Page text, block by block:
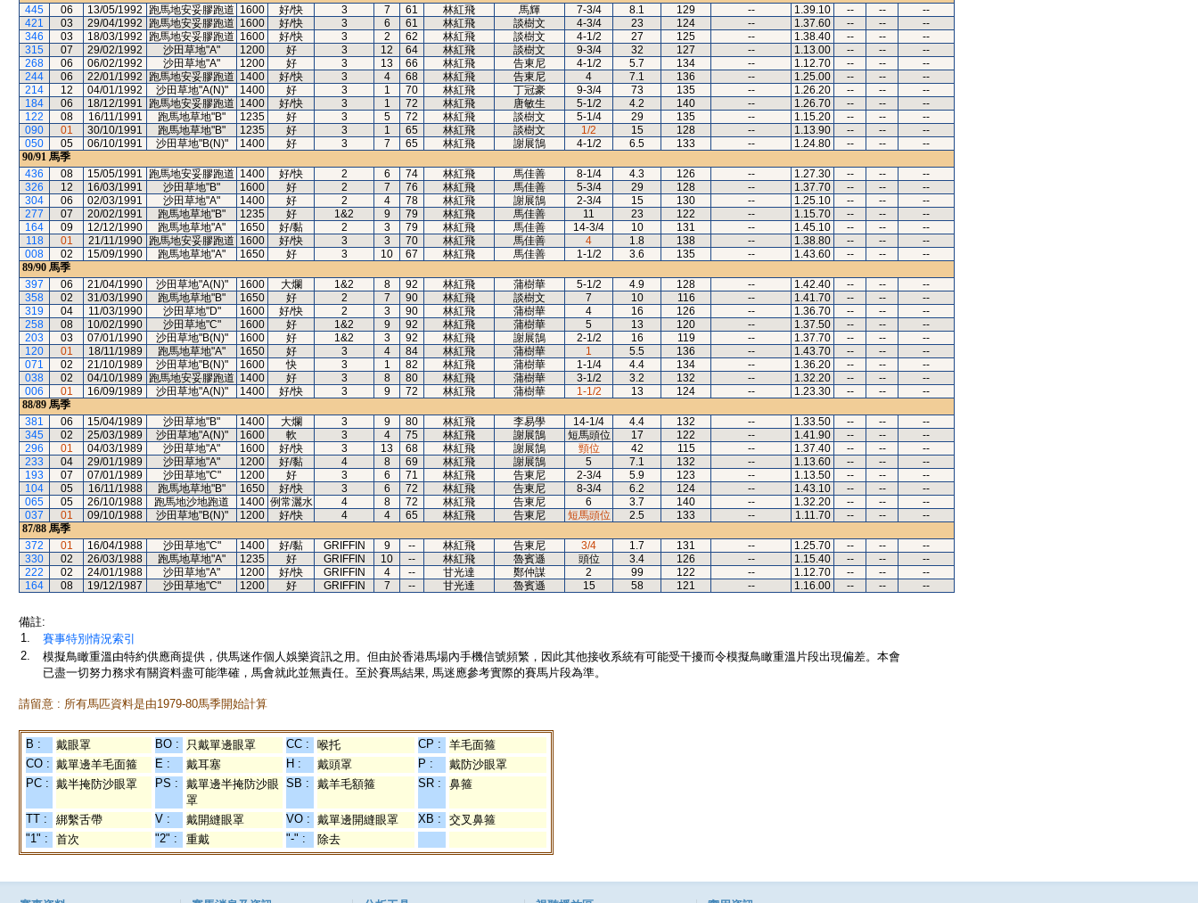
445
06 13/05/1992 跑馬地安妥膠跑道 1600 好/快 3 7 61 林紅飛 馬輝 7-3/4 8.1 129 -- 1.39.10 -- --
--
421
03 29/04/1992 跑馬地安妥膠跑道 1600 好/快 3 6 61 林紅飛 談樹文 4-3/4 23 124 -- 1.37.60 -- --
--
346
03 18/03/1992 跑馬地安妥膠跑道 1600 好/快 3 2 62 林紅飛 談樹文 4-1/2 27 125 -- 1.38.40 -- --
--
315
07 29/02/1992 沙田草地"A" 1200 好 3 12 64 林紅飛 談樹文 9-3/4 32 127 -- 1.13.00 -- --
--
268
06 06/02/1992 沙田草地"A" 1200 好 3 13 66 林紅飛 告東尼 4-1/2 5.7 134 -- 1.12.70 -- --
--
244
06 22/01/1992 跑馬地安妥膠跑道 1400 好/快 3 4 68 林紅飛 告東尼 4 7.1 136 -- 1.25.00 -- --
--
214
12 04/01/1992 沙田草地"A(N)" 1400 好 3 1 70 林紅飛 丁冠豪 9-3/4 73 135 -- 1.26.20 -- --
--
184
06 18/12/1991 跑馬地安妥膠跑道 1400 好/快 3 1 72 林紅飛 唐敏生 5-1/2 4.2 140 -- 1.26.70 -- --
--
122
08 16/11/1991 跑馬地草地"B" 1235 好 3 5 72 林紅飛 談樹文 5-1/4 29 135 -- 1.15.20 -- --
--
090
01 30/10/1991 跑馬地草地"B" 1235 好 3 1 65 林紅飛 談樹文 1/2 15 128 -- 1.13.90 -- --
--
050
05 06/10/1991 沙田草地"B(N)" 1400 好 3 7 65 林紅飛 謝展鵠 4-1/2 6.5 133 -- 1.24.80 -- --
--
90/91 馬季
436
08 15/05/1991 跑馬地安妥膠跑道 1400 好/快 2 6 74 林紅飛 馬佳善 8-1/4 4.3 126 -- 1.27.30 -- --
--
326
12 16/03/1991 沙田草地"B" 1600 好 2 7 76 林紅飛 馬佳善 5-3/4 29 128 -- 1.37.70 -- --
--
304
06 02/03/1991 沙田草地"A" 1400 好 2 4 78 林紅飛 謝展鵠 2-3/4 15 130 -- 1.25.10 -- --
--
277
07 20/02/1991 跑馬地草地"B" 1235 好 1&2 9 79 林紅飛 馬佳善 11 23 122 -- 1.15.70 -- --
--
164
09 12/12/1990 跑馬地草地"A" 1650 好/黏 2 3 79 林紅飛 馬佳善 14-3/4 10 131 -- 1.45.10 -- --
--
118
01 21/11/1990 跑馬地安妥膠跑道 1600 好/快 3 3 70 林紅飛 馬佳善 4 1.8 138 -- 1.38.80 -- --
--
008
02 15/09/1990 跑馬地草地"A" 1650 好 3 10 67 林紅飛 馬佳善 1-1/2 3.6 135 -- 1.43.60 -- --
--
89/90 馬季
397
06 21/04/1990 沙田草地"A(N)" 1600 大爛 1&2 8 92 林紅飛 蒲樹華 5-1/2 4.9 128 -- 1.42.40 -- --
--
358
02 31/03/1990 跑馬地草地"B" 1650 好 2 7 90 林紅飛 談樹文 7 10 116 -- 1.41.70 -- --
--
319
04 11/03/1990 沙田草地"D" 1600 好/快 2 3 90 林紅飛 蒲樹華 4 16 126 -- 1.36.70 -- --
--
258
08 10/02/1990 沙田草地"C" 1600 好 1&2 9 92 林紅飛 蒲樹華 5 13 120 -- 1.37.50 -- --
--
203
03 07/01/1990 沙田草地"B(N)" 1600 好 1&2 3 92 林紅飛 謝展鵠 2-1/2 16 119 -- 1.37.70 -- --
--
120
01 18/11/1989 跑馬地草地"A" 1650 好 3 4 84 林紅飛 蒲樹華 1 5.5 136 -- 1.43.70 -- --
--
071
02 21/10/1989 沙田草地"B(N)" 1600 快 3 1 82 林紅飛 蒲樹華 1-1/4 4.4 134 -- 1.36.20 -- --
--
038
02 04/10/1989 跑馬地安妥膠跑道 1400 好 3 8 80 林紅飛 蒲樹華 3-1/2 3.2 132 -- 1.32.20 -- --
--
006
01 16/09/1989 沙田草地"A(N)" 1400 好/快 3 9 72 林紅飛 蒲樹華 1-1/2 13 124 -- 1.23.30 -- --
--
88/89 馬季
381
06 15/04/1989 沙田草地"B" 1400 大爛 3 9 80 林紅飛 李易學 14-1/4 4.4 132 -- 1.33.50 -- --
--
345
02 25/03/1989 沙田草地"A(N)" 1600 軟 3 4 75 林紅飛 謝展鵠 短馬頭位 17 122 -- 1.41.90 -- --
--
296
01 04/03/1989 沙田草地"A" 1600 好/快 3 13 68 林紅飛 謝展鵠 頸位 42 115 -- 1.37.40 -- --
--
233
04 29/01/1989 沙田草地"A" 1200 好/黏 4 8 69 林紅飛 謝展鵠 5 7.1 132 -- 1.13.60 -- --
--
193
07 07/01/1989 沙田草地"C" 1200 好 3 6 71 林紅飛 告東尼 2-3/4 5.9 123 -- 1.13.50 -- --
--
104
05 16/11/1988 跑馬地草地"B" 1650 好/快 3 6 72 林紅飛 告東尼 8-3/4 6.2 124 -- 1.43.10 -- --
--
065
05 26/10/1988 跑馬地沙地跑道 1400 例常灑水 4 8 72 林紅飛 告東尼 6 3.7 140 -- 1.32.20 -- --
--
037
01 09/10/1988 沙田草地"B(N)" 1200 好/快 4 4 65 林紅飛 告東尼 短馬頭位 2.5 133 -- 1.11.70 -- --
--
87/88 馬季
372
01 16/04/1988 沙田草地"C" 1400 好/黏 GRIFFIN 9 -- 林紅飛 告東尼 3/4 1.7 131 -- 1.25.70 -- --
--
330
02 26/03/1988 跑馬地草地"A" 1235 好 GRIFFIN 10 -- 林紅飛 魯賓遜 頭位 3.4 126 -- 1.15.40 -- --
--
222
02 24/01/1988 沙田草地"A" 1200 好/快 GRIFFIN 4 -- 甘光達 鄭仲謀 2 99 122 -- 1.12.70 -- --
--
164
08 19/12/1987 沙田草地"C" 1200 好 GRIFFIN 7 -- 甘光達 魯賓遜 15 58 121 -- 1.16.00 -- -- --
備註:
1.
賽事特別情況索引
2.
模擬鳥瞰重溫由特約供應商提供，供馬迷作個人娛樂資訊之用。但由於香港馬場內手機信號頻繁，因此其他接收系統有可能受干擾而令模擬鳥瞰重溫片段出現偏差。本會
已盡一切努力務求有關資料盡可能準確，馬會就此並無責任。至於賽馬結果, 馬迷應參考實際的賽馬片段為準。
請留意 : 所有馬匹資料是由1979-80馬季開始計算
B : 戴眼罩 BO : 只戴單邊眼罩 CC : 喉托 CP :
羊毛面箍
CO : 戴單邊羊毛面箍 E : 戴耳塞 H : 戴頭罩 P :
戴防沙眼罩
PC : 戴半掩防沙眼罩 PS :
戴單邊半掩防沙眼
罩
SB : 戴羊毛額箍 SR : 鼻箍
TT : 綁繫舌帶 V : 戴開縫眼罩 VO : 戴單邊開縫眼罩 XB :
交叉鼻箍
"1" :
首次 "2" : 重戴 "-" : 除去